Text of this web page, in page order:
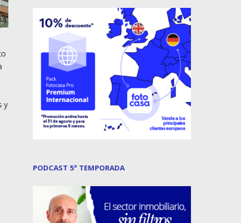
y
PODCAST 5ª TEMPORADA